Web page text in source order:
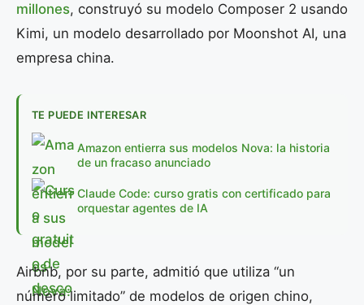
millones, construyó su modelo Composer 2 usando
Kimi, un modelo desarrollado por Moonshot AI, una
empresa china.
TE PUEDE INTERESAR
Amazon entierra sus modelos Nova: la historia
de un fracaso anunciado
Claude Code: curso gratis con certificado para
orquestar agentes de IA
Airbnb, por su parte, admitió que utiliza “un
número limitado” de modelos de origen chino,